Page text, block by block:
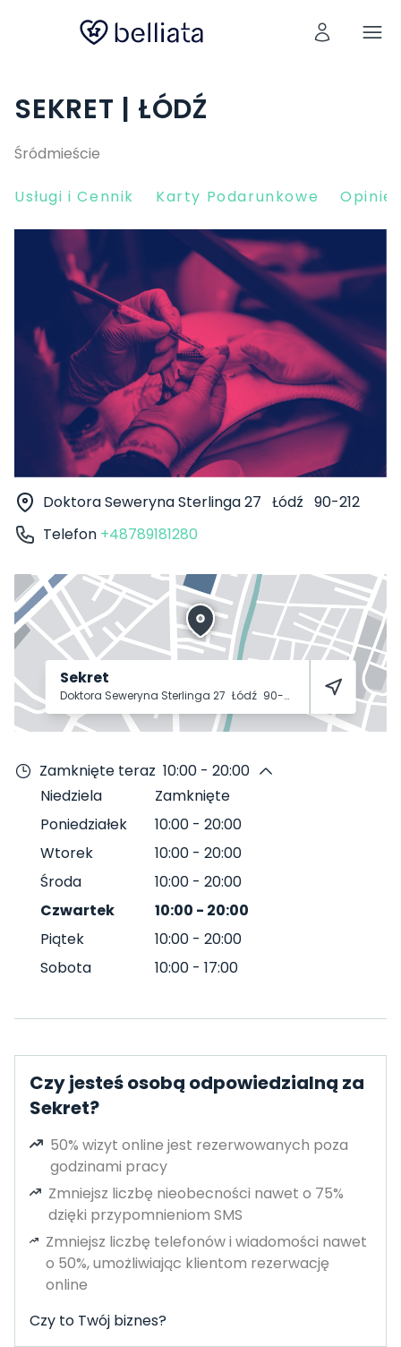
SEKRET | ŁÓDŹ
Śródmieście
Usługi i Cennik Karty Podarunkowe Opinie
Doktora Seweryna Sterlinga 27 Łódź 90-212
Telefon +48789181280
Sekret
Doktora Seweryna Sterlinga 27 Łódź 90-212
Zamknięte teraz 10:00 - 20:00
Niedziela
Zamknięte
Poniedziałek
10:00 - 20:00
Wtorek
10:00 - 20:00
Środa
10:00 - 20:00
Czwartek
10:00 - 20:00
Piątek
10:00 - 20:00
Sobota
10:00 - 17:00
Czy jesteś osobą odpowiedzialną za
Sekret?
50% wizyt online jest rezerwowanych poza
godzinami pracy
Zmniejsz liczbę nieobecności nawet o 75%
dzięki przypomnieniom SMS
Zmniejsz liczbę telefonów i wiadomości nawet
o 50%, umożliwiając klientom rezerwację
online
Czy to Twój biznes?